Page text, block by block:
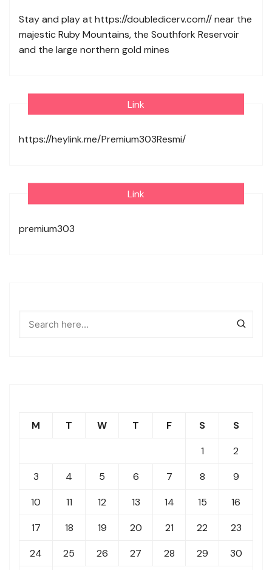
Stay and play at https://doubledicerv.com//near the
majestic Ruby Mountains, the Southfork Reservoir
and the large northern gold mines
Link
https://heylink.me/Premium303Resmi/
Link
premium303
M T W T F S
S
1
2
3
4 5 6 7 8
9
10
11 12 13 14 15
16
17
18 19 20 21 22
23
24
25 26 27 28 29 30